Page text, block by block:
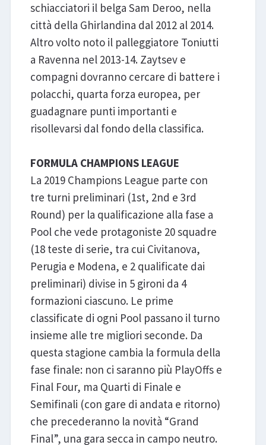
schiacciatori il belga Sam Deroo, nella
città della Ghirlandina dal 2012 al 2014.
Altro volto noto il palleggiatore Toniutti
a Ravenna nel 2013-14. Zaytsev e
compagni dovranno cercare di battere i
polacchi, quarta forza europea, per
guadagnare punti importanti e
risollevarsi dal fondo della classifica.
FORMULA CHAMPIONS LEAGUE
La 2019 Champions League parte con
tre turni preliminari (1st, 2nd e 3rd
Round) per la qualificazione alla fase a
Pool che vede protagoniste 20 squadre
(18 teste di serie, tra cui Civitanova,
Perugia e Modena, e 2 qualificate dai
preliminari) divise in 5 gironi da 4
formazioni ciascuno. Le prime
classificate di ogni Pool passano il turno
insieme alle tre migliori seconde. Da
questa stagione cambia la formula della
fase finale: non ci saranno più PlayOffs e
Final Four, ma Quarti di Finale e
Semifinali (con gare di andata e ritorno)
che precederanno la novità “Grand
Final”, una gara secca in campo neutro.